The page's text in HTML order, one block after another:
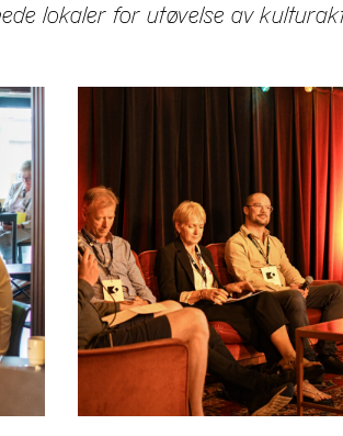
lokaler for utøvelse av